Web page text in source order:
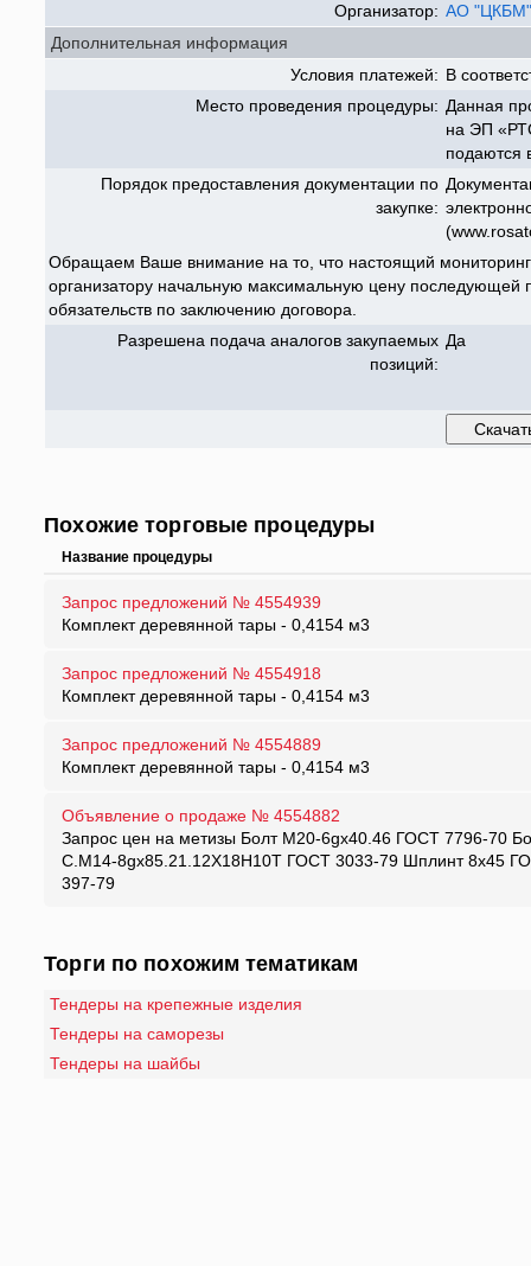
Организатор: АО
Дополнительная информация
Условия платежей: В
Место проведения процедуры: Данная
на ЭП
подаются
Порядок предоставления документации по
закупке:
Обращаем Ваше внимание на то, что настоящий
организатору начальную максимальную цену последующей
обязательств по заключению договора.
Разрешена подача аналогов закупаемых
позиций:
Да
Похожие торговые процедуры
Название процедуры
Запрос предложений № 4554939
Комплект деревянной тары - 0,4154 м3
Запрос предложений № 4554918
Комплект деревянной тары - 0,4154 м3
Запрос предложений № 4554889
Комплект деревянной тары - 0,4154 м3
Объявление о продаже № 4554882
Запрос цен на метизы Болт М20-6gх40.46 ГОСТ 7796-70
С.М14-8gх85.21.12Х18Н10Т ГОСТ 3033-79 Шплинт 8х45
397-79
Торги по похожим тематикам
Тендеры на крепежные изделия
Тендеры на саморезы
Тендеры на шайбы